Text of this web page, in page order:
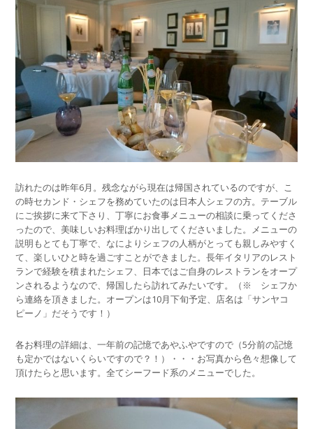
訪れたのは昨年6月。残念ながら現在は帰国されているのですが、こ
の時セカンド・シェフを務めていたのは日本人シェフの方。テーブル
にご挨拶に来て下さり、丁寧にお食事メニューの相談に乗ってくださ
ったので、美味しいお料理ばかり出してくださいました。メニューの
説明もとても丁寧で、なによりシェフの人柄がとっても親しみやすく
て、楽しいひと時を過ごすことができました。長年イタリアのレスト
ランで経験を積まれたシェフ、日本ではご自身のレストランをオープ
ンされるようなので、帰国したら訪れてみたいです。（※ シェフか
ら連絡を頂きました。オープンは10月下旬予定、店名は「サンヤコ
ピーノ」だそうです！）
各お料理の詳細は、一年前の記憶であやふやですので（5分前の記憶
も定かではないくらいですので？！）・・・お写真から色々想像して
頂けたらと思います。全てシーフード系のメニューでした。